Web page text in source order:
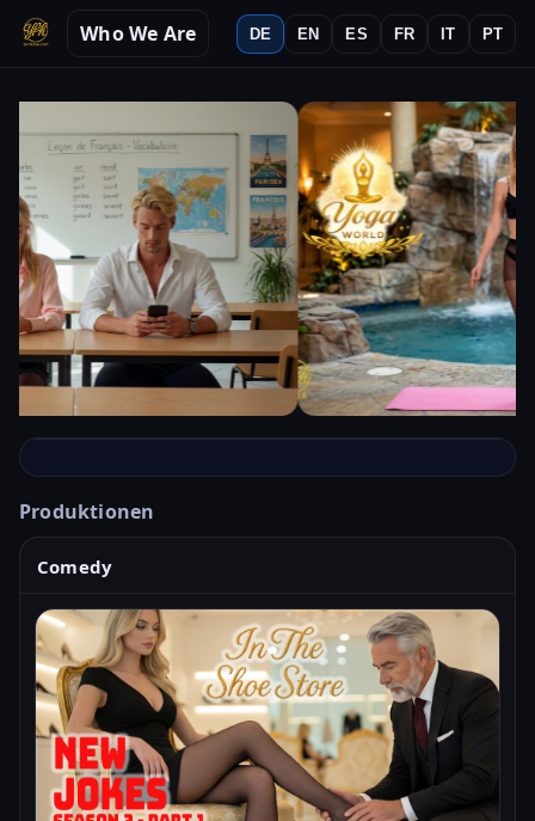
Who We Are DE EN ES FR IT PT
Inklusive
Produktionen
Comedy